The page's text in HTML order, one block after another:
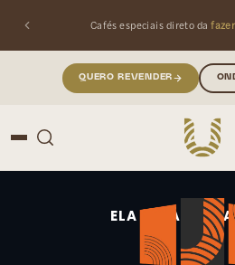
Cafés especiais direto da
QUERO REVENDER
Buscar produtos:ELA ESTÁ